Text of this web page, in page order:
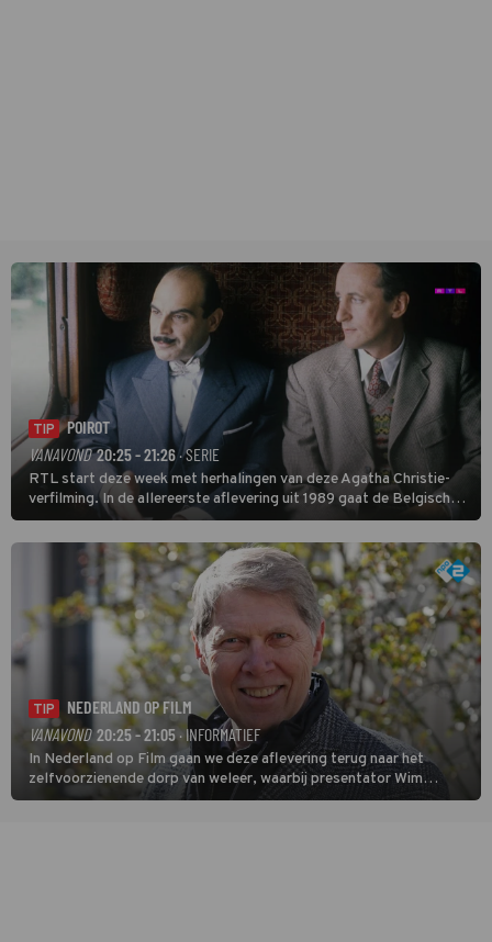
TIP
POIROT
VANAVOND 20:25 - 21:26 · SERIE
RTL start deze week met herhalingen van deze Agatha Christie-
verfilming. In de allereerste aflevering uit 1989 gaat de Belgische
speurder op zoek naar een vermiste kok. Poirot raakt al snel
verwikkeld in een moordzaak. (HH)
TIP
NEDERLAND OP FILM
VANAVOND 20:25 - 21:05· INFORMATIEF
In Nederland op Film gaan we deze aflevering terug naar het
zelfvoorzienende dorp van weleer, waarbij presentator Wim
Daniëls de kijkers meeneemt op reis door de tijd aan de hand van